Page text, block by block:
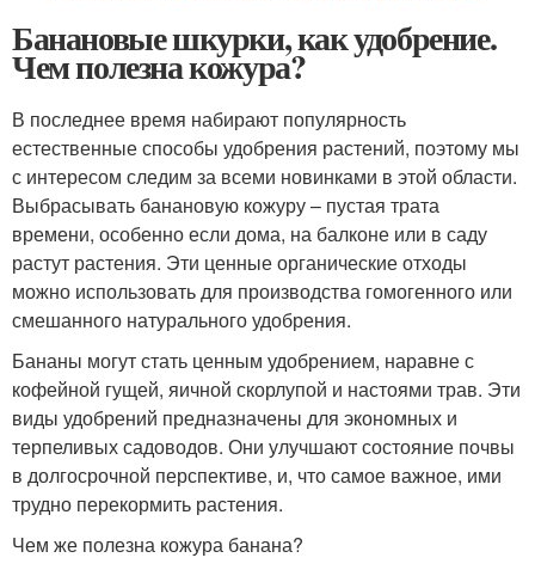
Банановые шкурки, как удобрение.
Чем полезна кожура?
В последнее время набирают популярность
естественные способы удобрения растений, поэтому мы
с интересом следим за всеми новинками в этой области.
Выбрасывать банановую кожуру – пустая трата
времени, особенно если дома, на балконе или в саду
растут растения. Эти ценные органические отходы
можно использовать для производства гомогенного или
смешанного натурального удобрения.
Бананы могут стать ценным удобрением, наравне с
кофейной гущей, яичной скорлупой и настоями трав. Эти
виды удобрений предназначены для экономных и
терпеливых садоводов. Они улучшают состояние почвы
в долгосрочной перспективе, и, что самое важное, ими
трудно перекормить растения.
Чем же полезна кожура банана?